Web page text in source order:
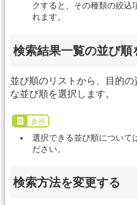
クすると、その種類の絞込
れます。
検索結果一覧の並び順
並び順のリストから、目的
な並び順を選択します。
参照
選択できる並び順について
ださい。
検索方法を変更する